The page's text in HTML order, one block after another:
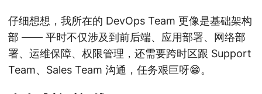
仔细想想，我所在的 DevOps Team 更像是基础架构
部 —— 平时不仅涉及到前后端、应用部署、网络部
署、运维保障、权限管理，还需要跨时区跟 Support
Team、Sales Team 沟通，任务艰巨呀😁。